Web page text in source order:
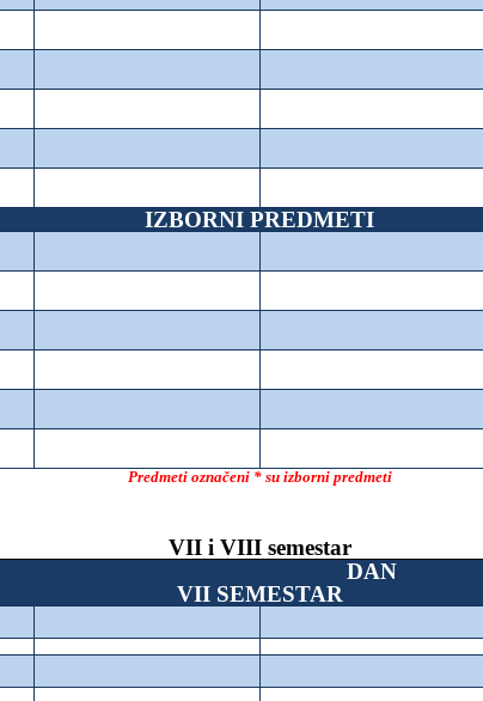
IZBORNI PREDMETI
Predmeti označeni * su izborni predmeti
VII i VIII semestar
DAN
VII SEMESTAR